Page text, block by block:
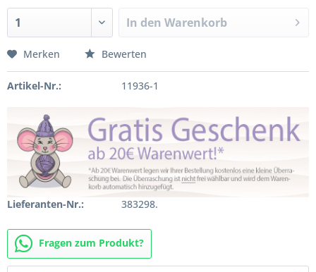
In den Warenkorb
Merken Bewerten
Artikel-Nr.: 11936-1
Lieferanten-Nr.: 383298.
Fragen zum Produkt?